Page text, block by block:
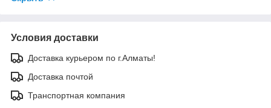
Условия доставки
Доставка курьером по г.Алматы!
Доставка почтой
Транспортная компания